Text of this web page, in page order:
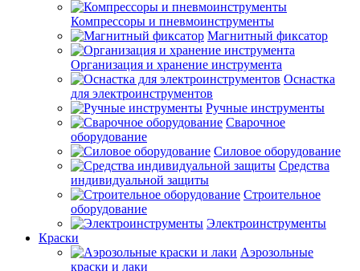
Компрессоры и пневмоинструменты
Магнитный фиксатор
Организация и хранение инструмента
Оснастка
для электроинструментов
Ручные инструменты
Сварочное
оборудование
Силовое оборудование
Средства
индивидуальной защиты
Строительное
оборудование
Электроинструменты
Краски
Аэрозольные
краски и лаки